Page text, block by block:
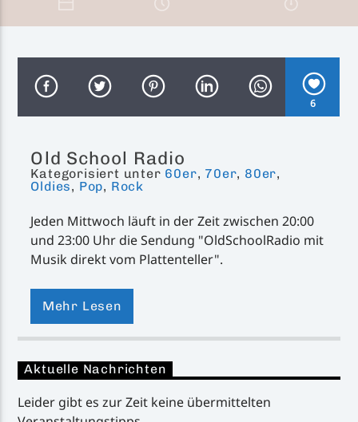
Aktueller Titel
Inselradio Föhr
Handystream
6
Old School Radio
Kategorisiert unter 60er, 70er, 80er,
Oldies, Pop, Rock
Jeden Mittwoch läuft in der Zeit zwischen 20:00
und 23:00 Uhr die Sendung "OldSchoolRadio mit
Musik direkt vom Plattenteller".
ausschließlich Schallplatten zu hören.
Außerdem gibt es in jeder Sendung ein
aufgrund der gespielten B-Seite einer Single, die
A-Seite und den Interpreten zu erkennen.
Mehr Lesen
Aktuelle Nachrichten
Leider gibt es zur Zeit keine übermittelten